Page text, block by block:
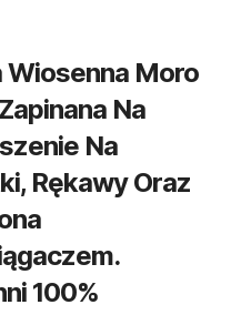
Wiosenna Moro
Na
Na
Rękawy Oraz
100%